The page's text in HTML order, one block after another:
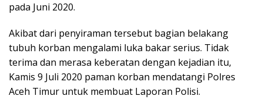
pada Juni 2020.
Akibat dari penyiraman tersebut bagian belakang
tubuh korban mengalami luka bakar serius. Tidak
terima dan merasa keberatan dengan kejadian itu,
Kamis 9 Juli 2020 paman korban mendatangi Polres
Aceh Timur untuk membuat Laporan Polisi.